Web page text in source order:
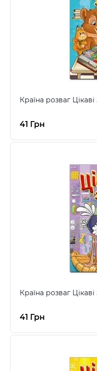
Країна розваг
41 Грн
Країна розваг
41 Грн